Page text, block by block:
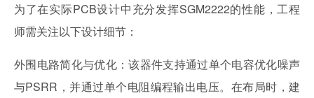
为了在实际PCB设计中充分发挥SGM2222的性能，工程
师需关注以下设计细节：
外围电路简化与优化：该器件支持通过单个电容优化噪声
与PSRR，并通过单个电阻编程输出电压。在布局时，建